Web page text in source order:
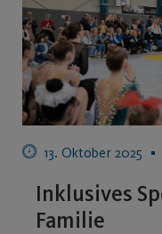
13. Oktober 2025
Inklusives
Familie